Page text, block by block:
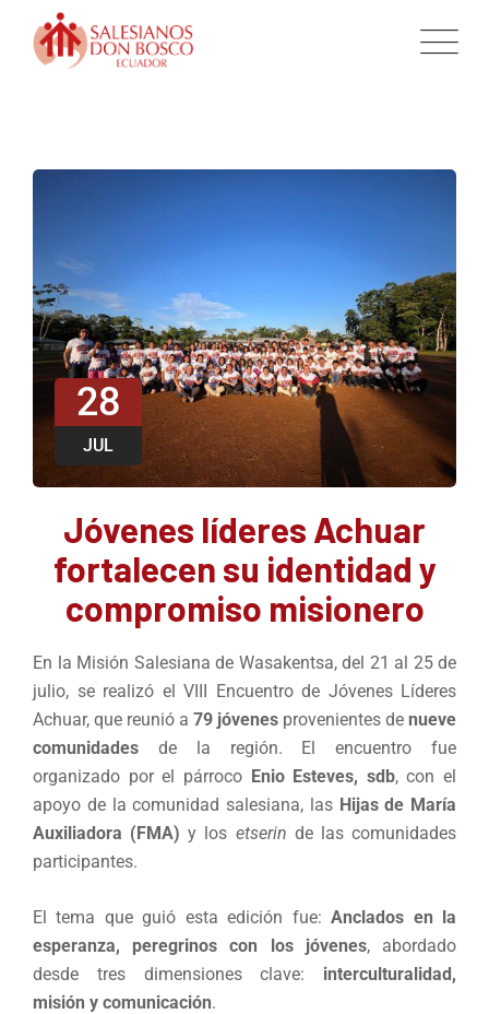
28
JUL
Jóvenes líderes Achuar
fortalecen su identidad y
compromiso misionero
En la Misión Salesiana de Wasakentsa, del 21 al 25 de
julio, se realizó el VIII Encuentro de Jóvenes Líderes
Achuar, que reunió a 79 jóvenes provenientes de nueve
comunidades de la región. El encuentro fue
organizado por el párroco Enio Esteves, sdb, con el
apoyo de la comunidad salesiana, las Hijas de María
Auxiliadora (FMA) y los etserin de las comunidades
participantes.
El tema que guió esta edición fue:Anclados en la
esperanza, peregrinos con los jóvenes, abordado
desde tres dimensiones clave: interculturalidad,
misión y comunicación.